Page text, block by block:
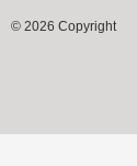
© 2026 Copyright